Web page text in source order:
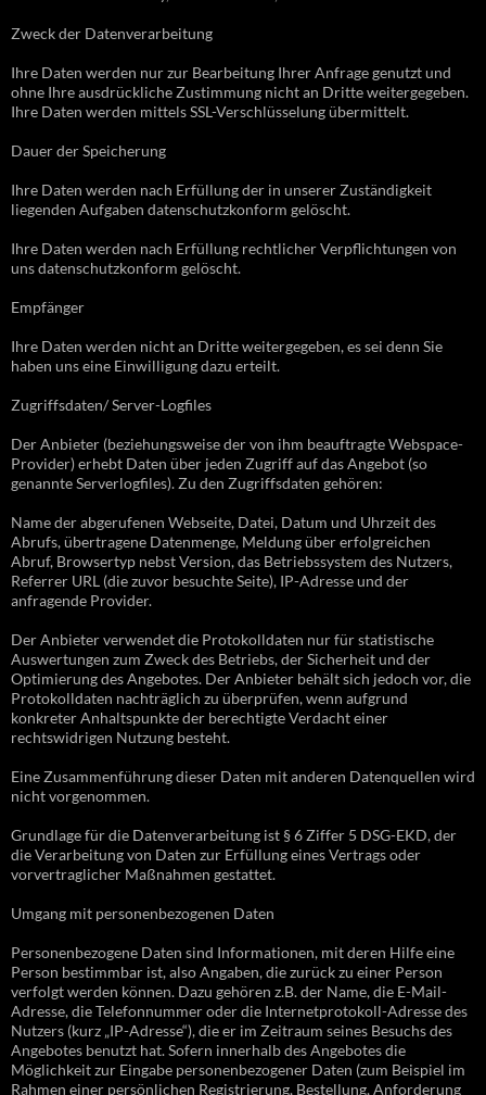
Zweck der Datenverarbeitung
Ihre Daten werden nur zur Bearbeitung Ihrer Anfrage genutzt und
ohne Ihre ausdrückliche Zustimmung nicht an Dritte weitergegeben.
Ihre Daten werden mittels SSL-Verschlüsselung übermittelt.
Dauer der Speicherung
Ihre Daten werden nach Erfüllung der in unserer Zuständigkeit
liegenden Aufgaben datenschutzkonform gelöscht.
Ihre Daten werden nach Erfüllung rechtlicher Verpflichtungen von
uns datenschutzkonform gelöscht.
Empfänger
Ihre Daten werden nicht an Dritte weitergegeben, es sei denn Sie
haben uns eine Einwilligung dazu erteilt.
Zugriffsdaten/ Server-Logfiles
Der Anbieter (beziehungsweise der von ihm beauftragte Webspace-
Provider) erhebt Daten über jeden Zugriff auf das Angebot (so
genannte Serverlogfiles). Zu den Zugriffsdaten gehören:
Name der abgerufenen Webseite, Datei, Datum und Uhrzeit des
Abrufs, übertragene Datenmenge, Meldung über erfolgreichen
Abruf, Browsertyp nebst Version, das Betriebssystem des Nutzers,
Referrer URL (die zuvor besuchte Seite), IP-Adresse und der
anfragende Provider.
Der Anbieter verwendet die Protokolldaten nur für statistische
Auswertungen zum Zweck des Betriebs, der Sicherheit und der
Optimierung des Angebotes. Der Anbieter behält sich jedoch vor, die
Protokolldaten nachträglich zu überprüfen, wenn aufgrund
konkreter Anhaltspunkte der berechtigte Verdacht einer
rechtswidrigen Nutzung besteht.
Eine Zusammenführung dieser Daten mit anderen Datenquellen wird
nicht vorgenommen.
Grundlage für die Datenverarbeitung ist § 6 Ziffer 5 DSG-EKD, der
die Verarbeitung von Daten zur Erfüllung eines Vertrags oder
vorvertraglicher Maßnahmen gestattet.
Umgang mit personenbezogenen Daten
Personenbezogene Daten sind Informationen, mit deren Hilfe eine
Person bestimmbar ist, also Angaben, die zurück zu einer Person
verfolgt werden können. Dazu gehören z.B. der Name, die E-Mail-
Adresse, die Telefonnummer oder die Internetprotokoll-Adresse des
Nutzers (kurz „IP-Adresse“), die er im Zeitraum seines Besuchs des
Angebotes benutzt hat. Sofern innerhalb des Angebotes die
Möglichkeit zur Eingabe personenbezogener Daten (zum Beispiel im
Rahmen einer persönlichen Registrierung, Bestellung, Anforderung